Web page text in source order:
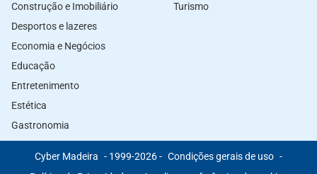
Construção e Imobiliário
Desportos e lazeres
Economia e Negócios
Educação
Entretenimento
Estética
Gastronomia
Turismo
Cyber Madeira - 1999-2026 - Condições gerais de uso -